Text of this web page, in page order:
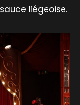
liégeoise.